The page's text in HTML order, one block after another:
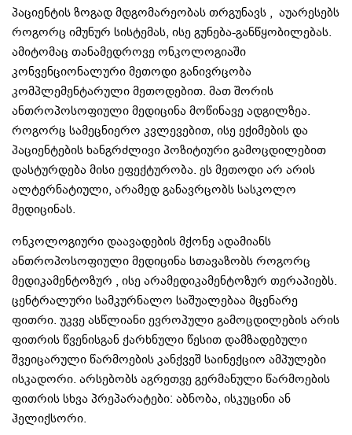
პაციენტის ზოგად მდგომარეობას თრგუნავს , აუარესებს
როგორც იმუნურ სისტემას, ისე გუნება-განწყობილებას.
ამიტომაც თანამედროვე ონკოლოგიაში
კონვენციონალური მეთოდი განივრცობა
კომპლემენტარული მეთოდებით. მათ შორის
ანთროპოსოფიული მედიცინა მოწინავე ადგილზეა.
როგორც სამეცნიერო კვლევებით, ისე ექიმების და
პაციენტების ხანგრძლივი პოზიტიური გამოცდილებით
დასტურდება მისი ეფექტურობა. ეს მეთოდი არ არის
ალტერნატიული, არამედ განავრცობს სასკოლო
მედიცინას.
ონკოლოგიური დაავადების მქონე ადამიანს
ანთროპოსოფიული მედიცინა სთავაზობს როგორც
მედიკამენტოზურ , ისე არამედიკამენტოზურ თერაპიებს.
ცენტრალური სამკურნალო საშუალებაა მცენარე
ფითრი. უკვე ასწლიანი ევროპული გამოცდილების არის
ფითრის წვენისგან ქარხნული წესით დამზადებული
შვეიცარული წარმოების კანქვეშ საინექციო ამპულები
ისკადორი. არსებობს აგრეთვე გერმანული წარმოების
ფითრის სხვა პრეპარატები: აბნობა, ისკუცინი ან
ჰელიქსორი.